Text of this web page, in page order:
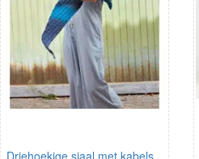
Driehoekige sjaal met kabels